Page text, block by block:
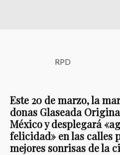
RPD
Este 20 de marzo, la
donas Glaseada
México y desplegará
felicidad» en las calles
mejores sonrisas de la